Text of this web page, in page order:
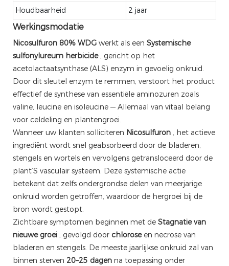
Houdbaarheid
2 jaar
Werkingsmodatie
Nicosulfuron 80% WDG werkt als een Systemische
sulfonylureum herbicide , gericht op het
acetolactaatsynthase (ALS) enzym in gevoelig onkruid.
Door dit sleutel enzym te remmen, verstoort het product
effectief de synthese van essentiële aminozuren zoals
valine, leucine en isoleucine — Allemaal van vitaal belang
voor celdeling en plantengroei.
Wanneer uw klanten solliciteren Nicosulfuron , het actieve
ingrediënt wordt snel geabsorbeerd door de bladeren,
stengels en wortels en vervolgens getransloceerd door de
plant’S vasculair systeem. Deze systemische actie
betekent dat zelfs ondergrondse delen van meerjarige
onkruid worden getroffen, waardoor de hergroei bij de
bron wordt gestopt.
Zichtbare symptomen beginnen met de Stagnatie van
nieuwe groei , gevolgd door chlorose en necrose van
bladeren en stengels. De meeste jaarlijkse onkruid zal van
binnen sterven 20–25 dagen na toepassing onder